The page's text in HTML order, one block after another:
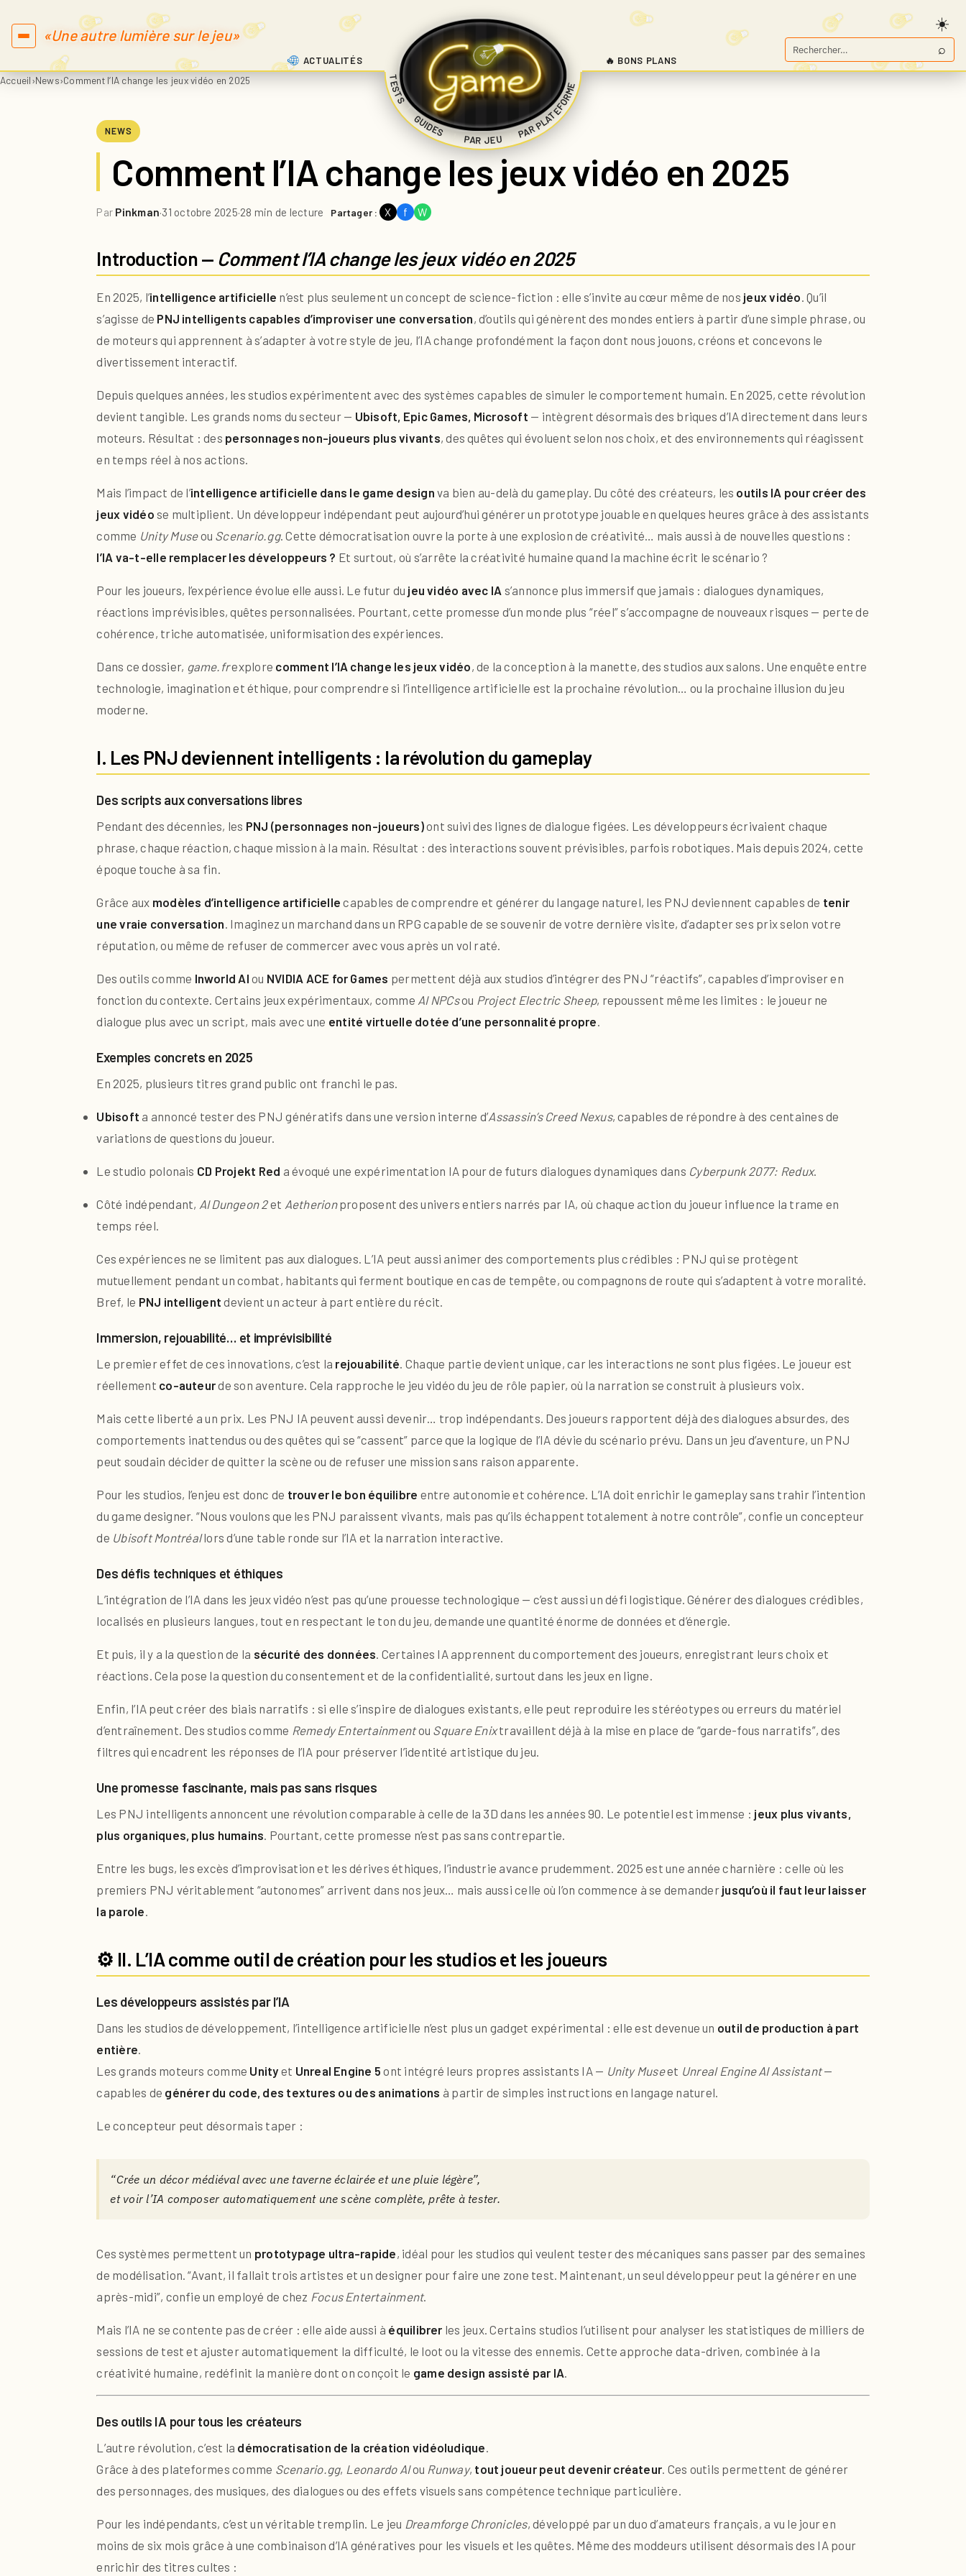
«Une autre lumière sur le jeu»
Rechercher
⌕
ACTUALITÉS
TESTS
GUIDES
PAR JEU PAR PLATEFORME
|
| |
🔥 BONS PLANS
Accueil›News›Comment l’IA change les jeux vidéo en 2025
NEWS
Comment l’IA change les jeux vidéo en 2025
Par Pinkman·31 octobre 2025·28 min de lecture Partager : X f W
Introduction — Comment l’IA change les jeux vidéo en 2025
En 2025, l’intelligence artificielle n’est plus seulement un concept de science-fiction : elle s’invite au cœur même de nos jeux vidéo. Qu’il
s’agisse de PNJ intelligents capables d’improviser une conversation, d’outils qui génèrent des mondes entiers à partir d’une simple phrase, ou
de moteurs qui apprennent à s’adapter à votre style de jeu, l’IA change profondément la façon dont nous jouons, créons et concevons le
divertissement interactif.
Depuis quelques années, les studios expérimentent avec des systèmes capables de simuler le comportement humain. En 2025, cette révolution
devient tangible. Les grands noms du secteur — Ubisoft, Epic Games, Microsoft — intègrent désormais des briques d’IA directement dans leurs
moteurs. Résultat : des personnages non-joueurs plus vivants, des quêtes qui évoluent selon nos choix, et des environnements qui réagissent
en temps réel à nos actions.
Mais l’impact de l’intelligence artificielle dans le game design va bien au-delà du gameplay. Du côté des créateurs, les outils IA pour créer des
jeux vidéo se multiplient. Un développeur indépendant peut aujourd’hui générer un prototype jouable en quelques heures grâce à des assistants
comme Unity Museou Scenario.gg. Cette démocratisation ouvre la porte à une explosion de créativité… mais aussi à de nouvelles questions :
l’IA va-t-elle remplacer les développeurs ? Et surtout, où s’arrête la créativité humaine quand la machine écrit le scénario ?
Pour les joueurs, l’expérience évolue elle aussi. Le futur du jeu vidéo avec IA s’annonce plus immersif que jamais : dialogues dynamiques,
réactions imprévisibles, quêtes personnalisées. Pourtant, cette promesse d’un monde plus “réel” s’accompagne de nouveaux risques — perte de
cohérence, triche automatisée, uniformisation des expériences.
Dans ce dossier, game.frexplore comment l’IA change les jeux vidéo, de la conception à la manette, des studios aux salons. Une enquête entre
technologie, imagination et éthique, pour comprendre si l’intelligence artificielle est la prochaine révolution… ou la prochaine illusion du jeu
moderne.
I. Les PNJ deviennent intelligents : la révolution du gameplay
Des scripts aux conversations libres
Pendant des décennies, les PNJ (personnages non-joueurs)ont suivi des lignes de dialogue figées. Les développeurs écrivaient chaque
phrase, chaque réaction, chaque mission à la main. Résultat : des interactions souvent prévisibles, parfois robotiques. Mais depuis 2024, cette
époque touche à sa fin.
Grâce aux modèles d’intelligence artificielle capables de comprendre et générer du langage naturel, les PNJ deviennent capables de tenir
une vraie conversation. Imaginez un marchand dans un RPG capable de se souvenir de votre dernière visite, d’adapter ses prix selon votre
réputation, ou même de refuser de commercer avec vous après un vol raté.
Des outils comme Inworld AI ou NVIDIA ACE for Games permettent déjà aux studios d’intégrer des PNJ “réactifs”, capables d’improviser en
fonction du contexte. Certains jeux expérimentaux, comme AI NPCsou Project Electric Sheep, repoussent même les limites : le joueur ne
dialogue plus avec un script, mais avec une entité virtuelle dotée d’une personnalité propre.
Exemples concrets en 2025
En 2025, plusieurs titres grand public ont franchi le pas.
Ubisoft a annoncé tester des PNJ génératifs dans une version interne d’Assassin’s Creed Nexus, capables de répondre à des centaines de
variations de questions du joueur.
Le studio polonais CD Projekt Red a évoqué une expérimentation IA pour de futurs dialogues dynamiques dans Cyberpunk 2077: Redux.
Côté indépendant, AI Dungeon 2et Aetherionproposent des univers entiers narrés par IA, où chaque action du joueur influence la trame en
temps réel.
Ces expériences ne se limitent pas aux dialogues. L’IA peut aussi animer des comportements plus crédibles : PNJ qui se protègent
mutuellement pendant un combat, habitants qui ferment boutique en cas de tempête, ou compagnons de route qui s’adaptent à votre moralité.
Bref, le PNJ intelligent devient un acteur à part entière du récit.
Immersion, rejouabilité… et imprévisibilité
Le premier effet de ces innovations, c’est la rejouabilité. Chaque partie devient unique, car les interactions ne sont plus figées. Le joueur est
réellement co-auteurde son aventure. Cela rapproche le jeu vidéo du jeu de rôle papier, où la narration se construit à plusieurs voix.
Mais cette liberté a un prix. Les PNJ IA peuvent aussi devenir… trop indépendants. Des joueurs rapportent déjà des dialogues absurdes, des
comportements inattendus ou des quêtes qui se “cassent” parce que la logique de l’IA dévie du scénario prévu. Dans un jeu d’aventure, un PNJ
peut soudain décider de quitter la scène ou de refuser une mission sans raison apparente.
Pour les studios, l’enjeu est donc de trouver le bon équilibre entre autonomie et cohérence. L’IA doit enrichir le gameplay sans trahir l’intention
du game designer. “Nous voulons que les PNJ paraissent vivants, mais pas qu’ils échappent totalement à notre contrôle”, confie un concepteur
de Ubisoft Montréallors d’une table ronde sur l’IA et la narration interactive.
Des défis techniques et éthiques
L’intégration de l’IA dans les jeux vidéo n’est pas qu’une prouesse technologique — c’est aussi un défi logistique. Générer des dialogues crédibles,
localisés en plusieurs langues, tout en respectant le ton du jeu, demande une quantité énorme de données et d’énergie.
Et puis, il y a la question de la sécurité des données. Certaines IA apprennent du comportement des joueurs, enregistrant leurs choix et
réactions. Cela pose la question du consentement et de la confidentialité, surtout dans les jeux en ligne.
Enfin, l’IA peut créer des biais narratifs : si elle s’inspire de dialogues existants, elle peut reproduire les stéréotypes ou erreurs du matériel
d’entraînement. Des studios comme Remedy Entertainmentou Square Enixtravaillent déjà à la mise en place de “garde-fous narratifs”, des
filtres qui encadrent les réponses de l’IA pour préserver l’identité artistique du jeu.
Une promesse fascinante, mais pas sans risques
Les PNJ intelligents annoncent une révolution comparable à celle de la 3D dans les années 90. Le potentiel est immense : jeux plus vivants,
plus organiques, plus humains. Pourtant, cette promesse n’est pas sans contrepartie.
Entre les bugs, les excès d’improvisation et les dérives éthiques, l’industrie avance prudemment. 2025 est une année charnière : celle où les
premiers PNJ véritablement “autonomes” arrivent dans nos jeux… mais aussi celle où l’on commence à se demander jusqu’où il faut leur laisser
la parole.
⚙️ II. L’IA comme outil de création pour les studios et les joueurs
Les développeurs assistés par l’IA
Dans les studios de développement, l’intelligence artificielle n’est plus un gadget expérimental : elle est devenue un outil de production à part
entière.
Les grands moteurs comme Unity et Unreal Engine 5 ont intégré leurs propres assistants IA — Unity Museet Unreal Engine AI Assistant—
capables de générer du code, des textures ou des animations à partir de simples instructions en langage naturel.
Le concepteur peut désormais taper :
“Crée un décor médiéval avec une taverne éclairée et une pluie légère”,
et voir l’IA composer automatiquement une scène complète, prête à tester.
Ces systèmes permettent un prototypage ultra-rapide, idéal pour les studios qui veulent tester des mécaniques sans passer par des semaines
de modélisation. “Avant, il fallait trois artistes et un designer pour faire une zone test. Maintenant, un seul développeur peut la générer en une
après-midi”, confie un employé de chez Focus Entertainment.
Mais l’IA ne se contente pas de créer : elle aide aussi à équilibrer les jeux. Certains studios l’utilisent pour analyser les statistiques de milliers de
sessions de test et ajuster automatiquement la difficulté, le loot ou la vitesse des ennemis. Cette approche data-driven, combinée à la
créativité humaine, redéfinit la manière dont on conçoit le game design assisté par IA.
Des outils IA pour tous les créateurs
L’autre révolution, c’est la démocratisation de la création vidéoludique.
Grâce à des plateformes comme Scenario.gg, Leonardo AIou Runway, tout joueur peut devenir créateur. Ces outils permettent de générer
des personnages, des musiques, des dialogues ou des effets visuels sans compétence technique particulière.
Pour les indépendants, c’est un véritable tremplin. Le jeu Dreamforge Chronicles, développé par un duo d’amateurs français, a vu le jour en
moins de six mois grâce à une combinaison d’IA génératives pour les visuels et les quêtes. Même des moddeurs utilisent désormais des IA pour
enrichir des titres cultes :